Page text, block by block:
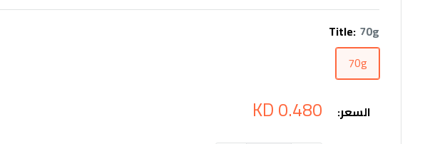
Title: 70g
70g
السعر: سعر
التخفيض
0.480 KD